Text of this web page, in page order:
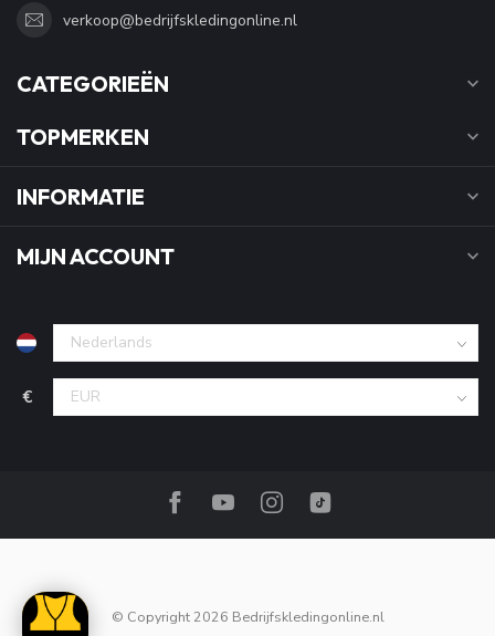
verkoop@bedrijfskledingonline.nl
CATEGORIEËN
TOPMERKEN
INFORMATIE
MIJN ACCOUNT
€
© Copyright 2026 Bedrijfskledingonline.nl